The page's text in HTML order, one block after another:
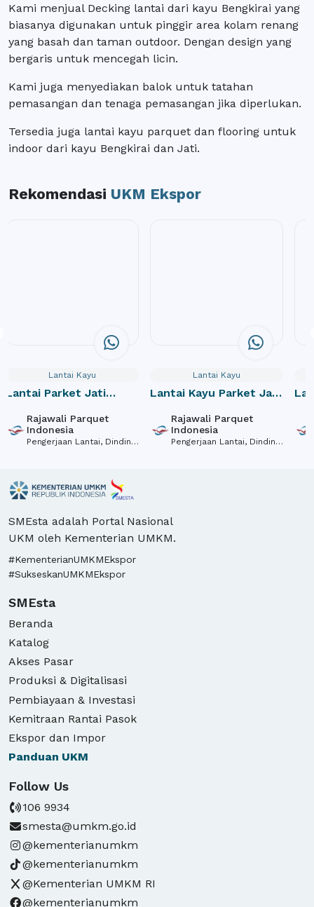
Kami menjual Decking lantai dari kayu Bengkirai yang
biasanya digunakan untuk pinggir area kolam renang
yang basah dan taman outdoor. Dengan design yang
bergaris untuk mencegah licin.
Kami juga menyediakan balok untuk tatahan
pemasangan dan tenaga pemasangan jika diperlukan.
Tersedia juga lantai kayu parquet dan flooring untuk
indoor dari kayu Bengkirai dan Jati.
Rekomendasi UKM Ekspor
Lantai Kayu
Lantai Parket Jati
Rajawali Parquet
Indonesia
Pengerjaan Lantai, Dinding,
Bahan Konstruksi Dari
Kayu, Dekorasi Interior
Lantai Kayu
Lantai Kayu Parket Jati
Rajawali Parquet
Indonesia
Pengerjaan Lantai, Dinding,
SMEsta adalah Portal Nasional
UKM oleh Kementerian UMKM.
#KementerianUMKMEkspor
#SukseskanUMKMEkspor
SMEsta
Beranda
Katalog
Akses Pasar
Produksi & Digitalisasi
Pembiayaan & Investasi
Kemitraan Rantai Pasok
Ekspor dan Impor
Panduan UKM
Follow Us
106 9934
smesta@umkm.go.id
@kementerianumkm
@kementerianumkm
@Kementerian UMKM RI
@kementerianumkm